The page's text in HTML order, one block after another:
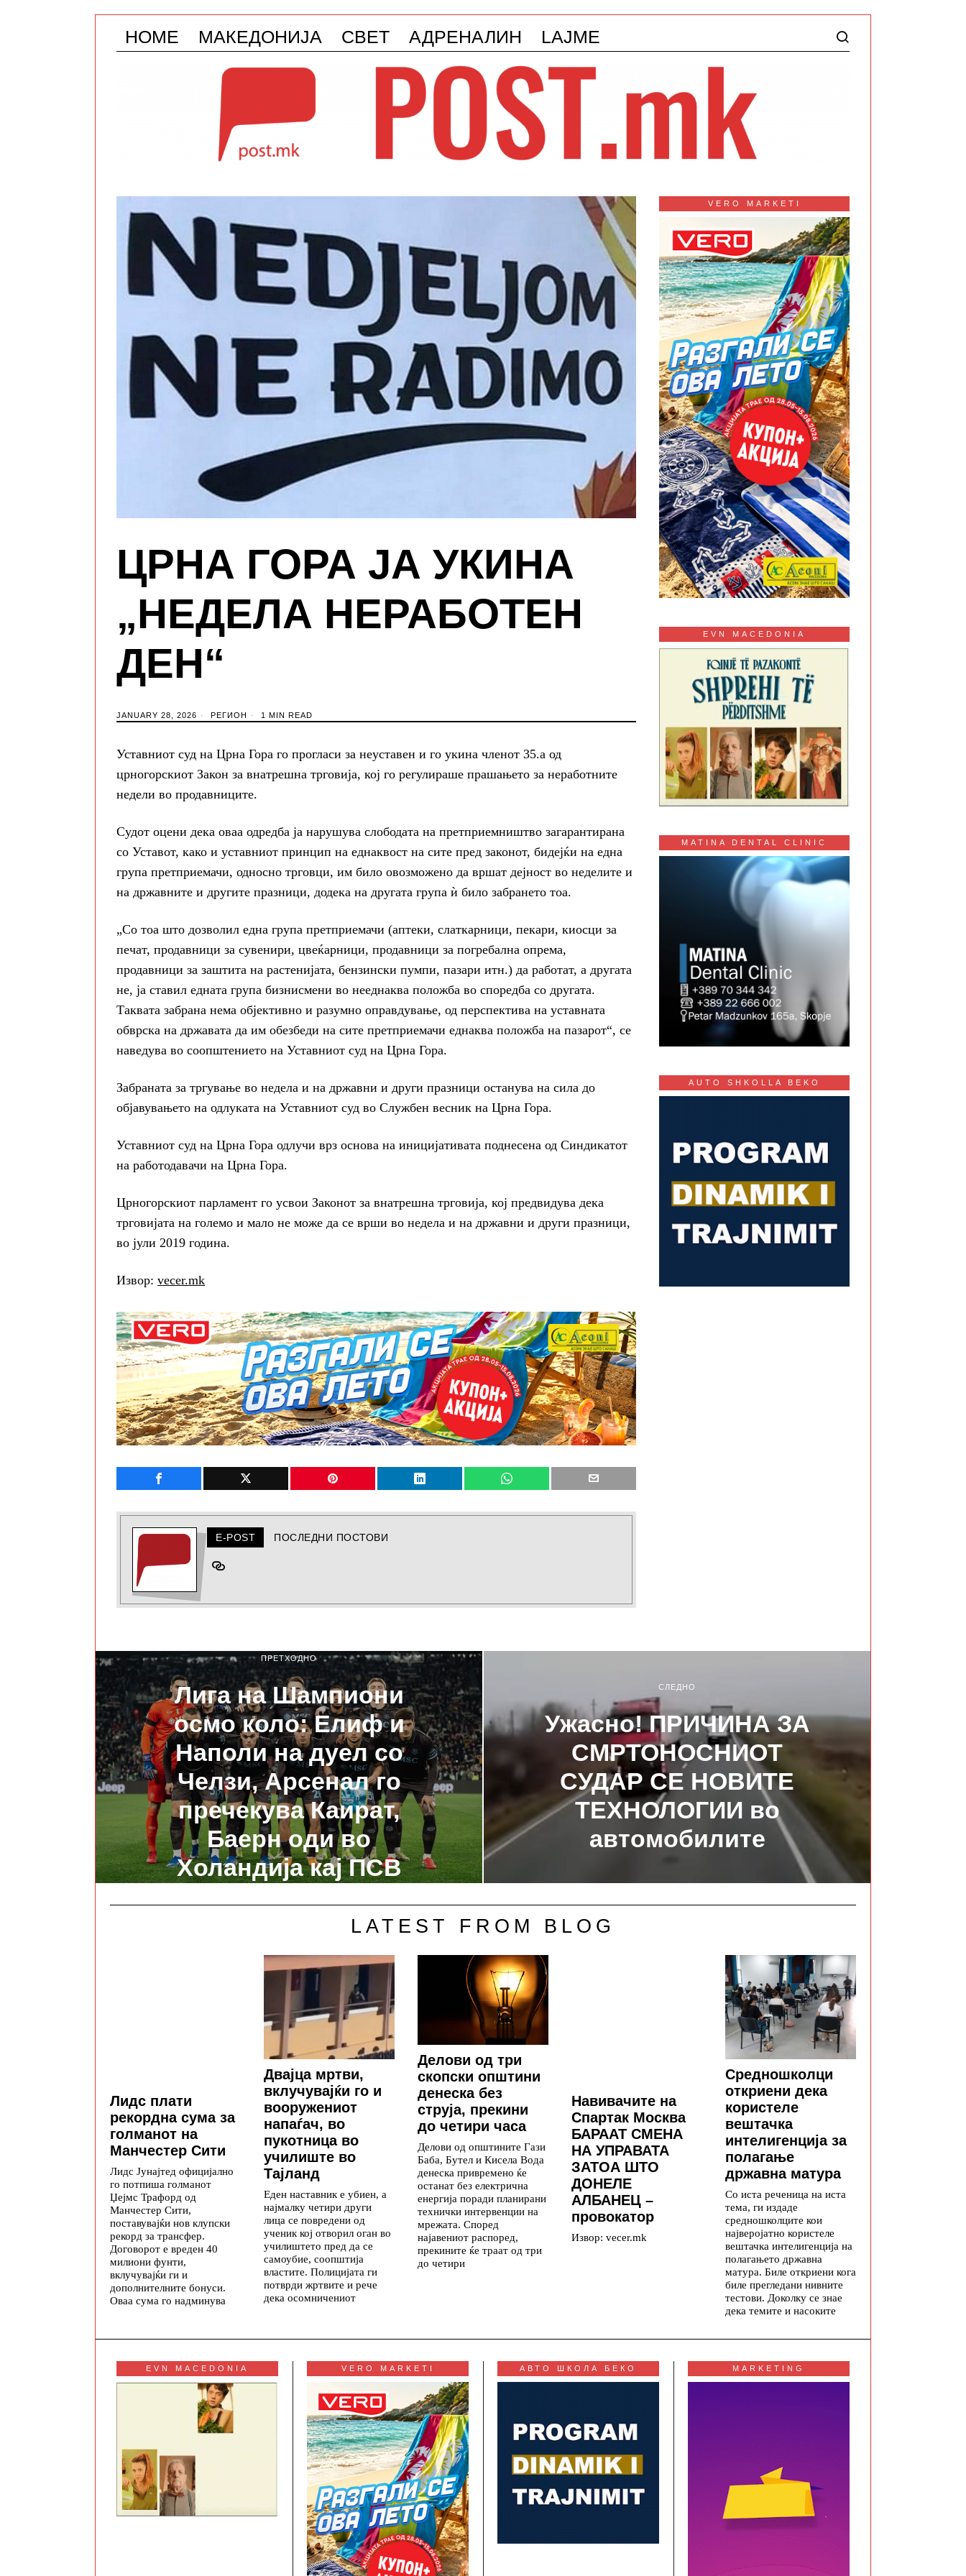
HOME МАКЕДОНИЈА СВЕТ АДРЕНАЛИН LAJME
ЦРНА ГОРА ЈА УКИНА
„НЕДЕЛА НЕРАБОТЕН
ДЕН“
JANUARY 28, 2026 РЕГИОН 1 MIN READ
Уставниот суд на Црна Гора го прогласи за неуставен и го укина членот 35.а од
црногорскиот Закон за внатрешна трговија, кој го регулираше прашањето за неработните
недели во продавниците.
Судот оцени дека оваа одредба ја нарушува слободата на претприемништво загарантирана
со Уставот, како и уставниот принцип на еднаквост на сите пред законот, бидејќи на една
група претприемачи, односно трговци, им било овозможено да вршат дејност во неделите и
на државните и другите празници, додека на другата група ѝ било забрането тоа.
„Со тоа што дозволил една група претприемачи (аптеки, слаткарници, пекари, киосци за
печат, продавници за сувенири, цвеќарници, продавници за погребална опрема,
продавници за заштита на растенијата, бензински пумпи, пазари итн.) да работат, а другата
не, ја ставил едната група бизнисмени во нееднаква положба во споредба со другата.
Таквата забрана нема објективно и разумно оправдување, од перспектива на уставната
обврска на државата да им обезбеди на сите претприемачи еднаква положба на пазарот“, се
наведува во соопштението на Уставниот суд на Црна Гора.
Забраната за тргување во недела и на државни и други празници останува на сила до
објавувањето на одлуката на Уставниот суд во Службен весник на Црна Гора.
Уставниот суд на Црна Гора одлучи врз основа на иницијативата поднесена од Синдикатот
на работодавачи на Црна Гора.
Црногорскиот парламент го усвои Законот за внатрешна трговија, кој предвидува дека
трговијата на големо и мало не може да се врши во недела и на државни и други празници,
во јули 2019 година.
Извор: vecer.mk
E-POST ПОСЛЕДНИ ПОСТОВИ
VERO MARKETI
EVN MACEDONIA
MATINA DENTAL CLINIC
AUTO SHKOLLA BEKO
ПРЕТХОДНО
Лига на Шампиони
осмо коло: Елиф и
Наполи на дуел со
Челзи, Арсенал го
пречекува Каират,
Баерн оди во
Холандија кај ПСВ
СЛЕДНО
Ужасно! ПРИЧИНА ЗА
СМРТОНОСНИОТ
СУДАР СЕ НОВИТЕ
ТЕХНОЛОГИИ во
автомобилите
LATEST FROM BLOG
Лидс плати
рекордна сума за
голманот на
Манчестер Сити
Лидс Јунајтед официјално
го потпиша голманот
Џејмс Трафорд од
Манчестер Сити,
поставувајќи нов клупски
рекорд за трансфер.
Договорот е вреден 40
милиони фунти,
вклучувајќи ги и
дополнителните бонуси.
Оваа сума го надминува
Двајца мртви,
вклучувајќи го и
вооружениот
напаѓач, во
пукотница во
училиште во
Тајланд
Еден наставник е убиен, а
најмалку четири други
лица се повредени од
ученик кој отворил оган во
училиштето пред да се
самоубие, соопштија
властите. Полицијата ги
потврди жртвите и рече
дека осомничениот
Делови од три
скопски општини
денеска без
струја, прекини
до четири часа
Делови од општините Гази
Баба, Бутел и Кисела Вода
денеска привремено ќе
останат без електрична
енергија поради планирани
технички интервенции на
мрежата. Според
најавениот распоред,
прекините ќе траат од три
до четири
Навивачите на
Спартак Москва
БАРААТ СМЕНА
НА УПРАВАТА
ЗАТОА ШТО
ДОНЕЛЕ
АЛБАНЕЦ –
провокатор
Извор: vecer.mk
Средношколци
откриени дека
користеле
вештачка
интелигенција за
полагање
државна матура
Со иста реченица на иста
тема, ги издаде
средношколците кои
најверојатно користеле
вештачка интелигенција на
полагањето државна
матура. Биле откриени кога
биле прегледани нивните
тестови. Доколку се знае
дека темите и насоките
EVN MACEDONIA VERO MARKETI АВТО ШКОЛА БЕКО MARKETING